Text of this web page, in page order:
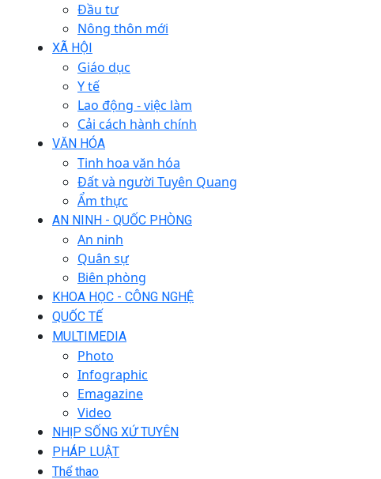
Đầu tư
Nông thôn mới
XÃ HỘI
Giáo dục
Y tế
Lao động - việc làm
Cải cách hành chính
VĂN HÓA
Tinh hoa văn hóa
Đất và người Tuyên Quang
Ẩm thực
AN NINH - QUỐC PHÒNG
An ninh
Quân sự
Biên phòng
KHOA HỌC - CÔNG NGHỆ
QUỐC TẾ
MULTIMEDIA
Photo
Infographic
Emagazine
Video
NHỊP SỐNG XỨ TUYÊN
PHÁP LUẬT
Thể thao